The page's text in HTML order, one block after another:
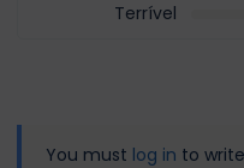
Terrível
You must log in to